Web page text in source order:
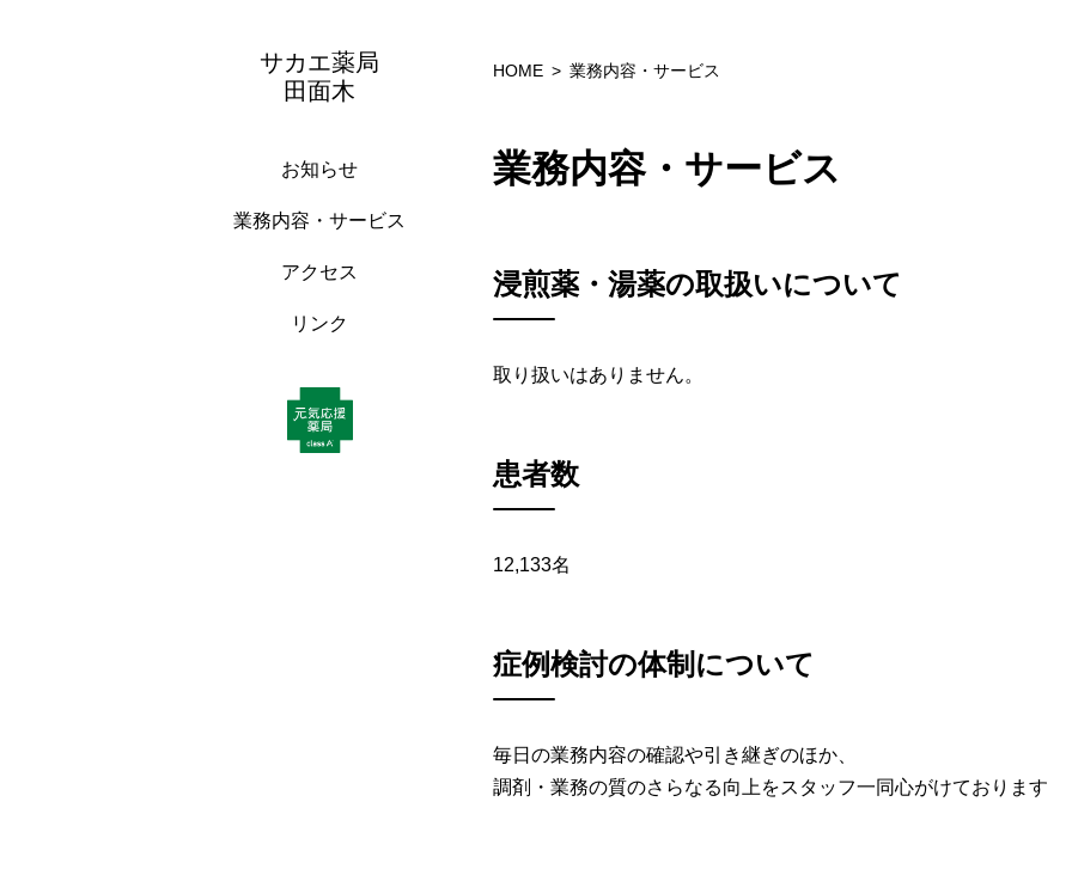
サカエ薬局
田面木
お知らせ
業務内容・サービス
アクセス
リンク
HOME 業務内容・サービス
業務内容・サービス
浸煎薬・湯薬の取扱いについて
取り扱いはありません。
患者数
12,133名
症例検討の体制について
毎日の業務内容の確認や引き継ぎのほか、
調剤・業務の質のさらなる向上をスタッフ一同心がけております